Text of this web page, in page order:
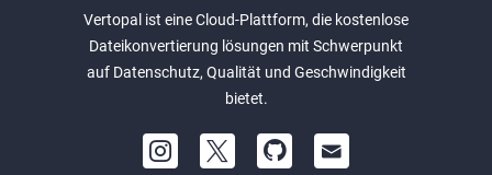
Vertopal ist eine Cloud-Plattform, die kostenlose
Dateikonvertierung lösungen mit Schwerpunkt
auf Datenschutz, Qualität und Geschwindigkeit
bietet.